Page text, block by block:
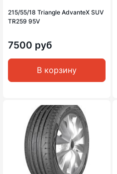
215/55/18 Triangle AdvanteX SUV
TR259 95V
7500 руб
В корзину